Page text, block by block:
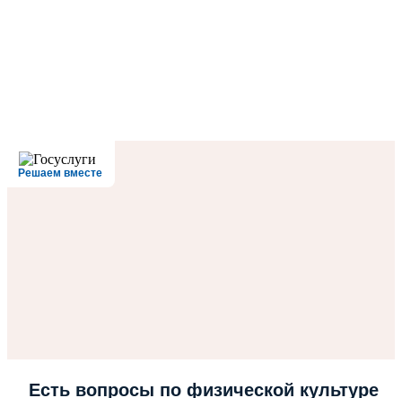
Решаем вместе
Есть вопросы по физической культуре